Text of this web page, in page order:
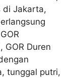
di Jakarta,
GOR Duren
tunggal putri,